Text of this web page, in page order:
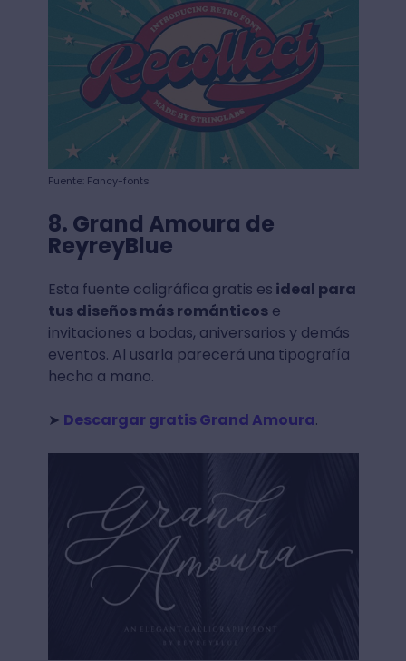
Fuente: Fancy-fonts
8. Grand Amoura de
ReyreyBlue
Esta fuente caligráfica gratis es ideal para
tus diseños más románticose
invitaciones a bodas, aniversarios y demás
eventos. Al usarla parecerá una tipografía
hecha a mano.
➤ Descargar gratis Grand Amoura.